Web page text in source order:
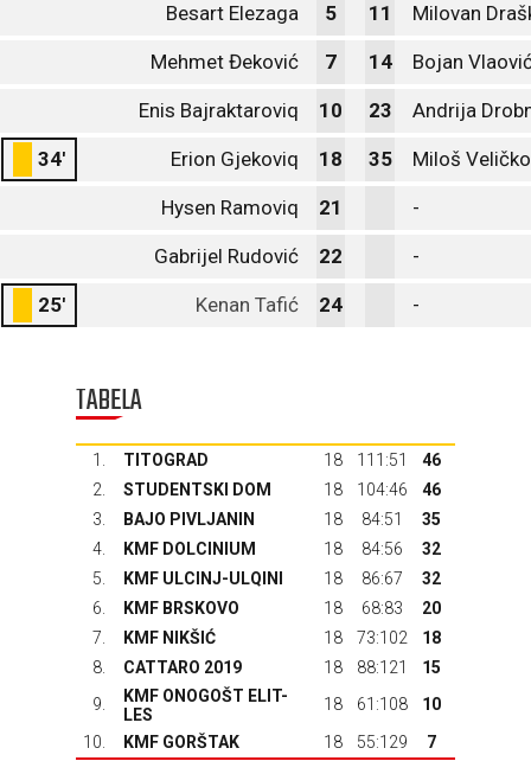
Besart Elezaga 5 11 Milovan
Mehmet Đeković 7 14 Bojan
Enis Bajraktaroviq 10 23 Andrija
34' Erion Gjekoviq 18 35 Miloš
Hysen Ramoviq 21 -
Gabrijel Rudović 22 -
25' Kenan Tafić 24 -
TABELA
1. TITOGRAD 18 111:51
46
2.
STUDENTSKI DOM 18 104:46
46
3.
BAJO PIVLJANIN 18 84:51
35
4.
KMF DOLCINIUM 18 84:56
32
5.
KMF ULCINJ-ULQINI 18 86:67
32
6.
KMF BRSKOVO 18 68:83
20
7.
KMF NIKŠIĆ 18 73:102
18
8.
CATTARO 2019 18 88:121
15
9.
KMF ONOGOŠT ELIT-
LES
18 61:108
10
10.
KMF GORŠTAK 18 55:129 7